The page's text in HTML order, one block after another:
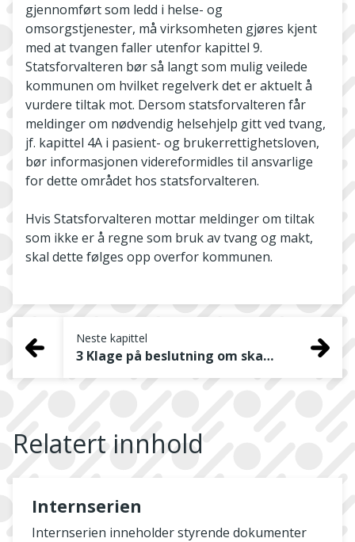
gjennomført som ledd i helse- og
omsorgstjenester, må virksomheten gjøres kjent
med at tvangen faller utenfor kapittel 9.
Statsforvalteren bør så langt som mulig veilede
kommunen om hvilket regelverk det er aktuelt å
vurdere tiltak mot. Dersom statsforvalteren får
meldinger om nødvendig helsehjelp gitt ved tvang,
jf. kapittel 4A i pasient- og brukerrettighetsloven,
bør informasjonen videreformidles til ansvarlige
for dette området hos statsforvalteren.
Hvis Statsforvalteren mottar meldinger om tiltak
som ikke er å regne som bruk av tvang og makt,
skal dette følges opp overfor kommunen.
Neste kapittel
3 Klage på beslutning om skadeavvergende tiltak i nødssituasjoner
Relatert innhold
Internserien
Internserien inneholder styrende dokumenter